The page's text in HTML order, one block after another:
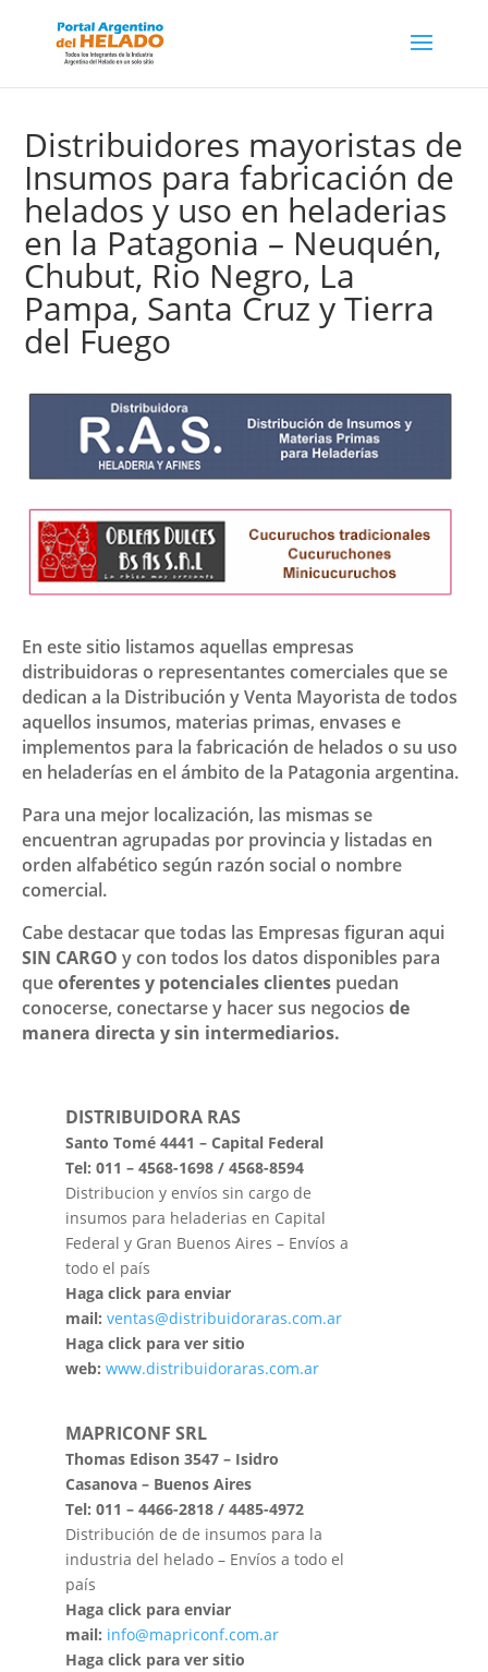
Distribuidores mayoristas de
Insumos para fabricación de
helados y uso en heladerias
en la Patagonia – Neuquén,
Chubut, Rio Negro, La
Pampa, Santa Cruz y Tierra
del Fuego
En este sitio listamos aquellas empresas
distribuidoras o representantes comerciales que se
dedican a la Distribución y Venta Mayorista de todos
aquellos insumos, materias primas, envases e
implementos para la fabricación de helados o su uso
en heladerías en el ámbito de la Patagonia argentina.
Para una mejor localización, las mismas se
encuentran agrupadas por provincia y listadas en
orden alfabético según razón social o nombre
comercial.
Cabe destacar que todas las Empresas figuran aqui
SIN CARGO y con todos los datos disponibles para
queoferentes y potenciales clientes puedan
conocerse, conectarse y hacer sus negociosde
manera directa y sin intermediarios.
DISTRIBUIDORA RAS
Santo Tomé 4441 – Capital Federal
Tel: 011 – 4568-1698 / 4568-8594
Distribucion y envíos sin cargo de
insumos para heladerias en Capital
Federal y Gran Buenos Aires – Envíos a
todo el país
Haga click para enviar
mail: ventas@distribuidoraras.com.ar
Haga click para ver sitio
web: www.distribuidoraras.com.ar
MAPRICONF SRL
Thomas Edison 3547 – Isidro
Casanova – Buenos Aires
Tel: 011 – 4466-2818 / 4485-4972
Distribución de de insumos para la
industria del helado – Envíos a todo el
país
Haga click para enviar
mail: info@mapriconf.com.ar
Haga click para ver sitio